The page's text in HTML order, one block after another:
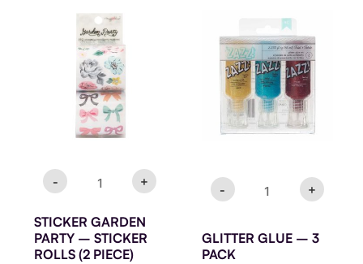
-
GARDEN
PARTY
STICKER
ROLLS
(2
PIECE)
cantidad
+
STICKER GARDEN
PARTY – STICKER
ROLLS (2 PIECE)
-
–
3
PACK
cantidad
+
GLITTER GLUE – 3
PACK